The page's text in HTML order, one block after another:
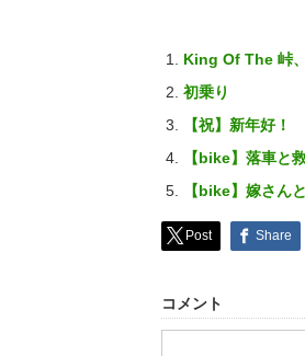
King Of The 峠
初乗り
【祝】新年好！
【bike】落車と
【bike】嫁さん
Post Share
コメント